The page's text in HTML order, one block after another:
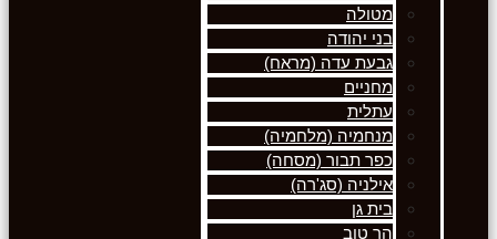
מטולה
בני יהודה
גבעת עדה (מראח)
מחניים
עתלית
מנחמיה (מלחמיה)
כפר תבור (מסחה)
אילניה (סג'רה)
בית גן
הר טוב